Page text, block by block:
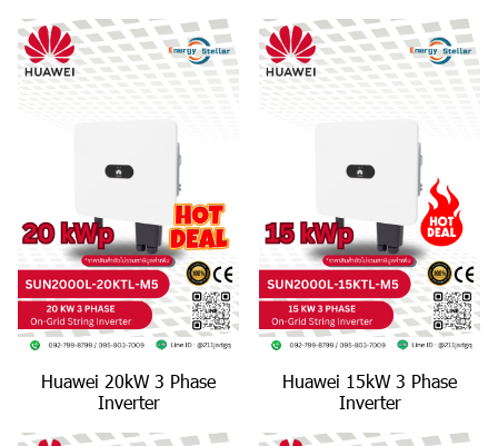
Huawei 20kW 3 Phase
Inverter
Huawei 15kW 3 Phase
Inverter